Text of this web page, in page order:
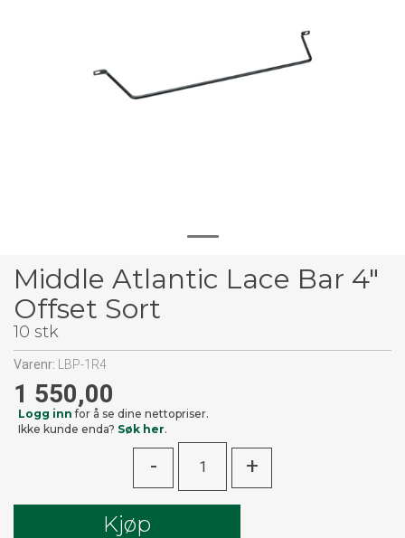
Middle Atlantic Lace Bar 4"
Offset Sort
10 stk
Varenr: LBP-1R4
1 550,00
Logg inn for å se dine nettopriser.
Ikke kunde enda? Søk her.
- +
Kjøp